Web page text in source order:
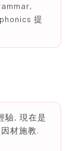
提
驗, 現在是
材施教.